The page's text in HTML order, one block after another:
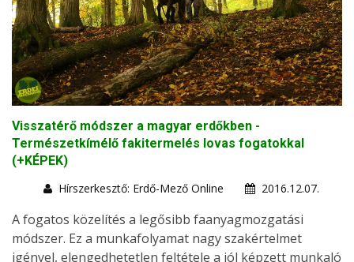
Visszatérő módszer a magyar erdőkben -
Természetkímélő fakitermelés lovas fogatokkal
(+KÉPEK)
Hírszerkesztő: Erdő-Mező Online
2016.12.07.
A fogatos közelítés a legősibb faanyagmozgatási
módszer. Ez a munkafolyamat nagy szakértelmet
igényel, elengedhetetlen feltétele a jól képzett munkaló